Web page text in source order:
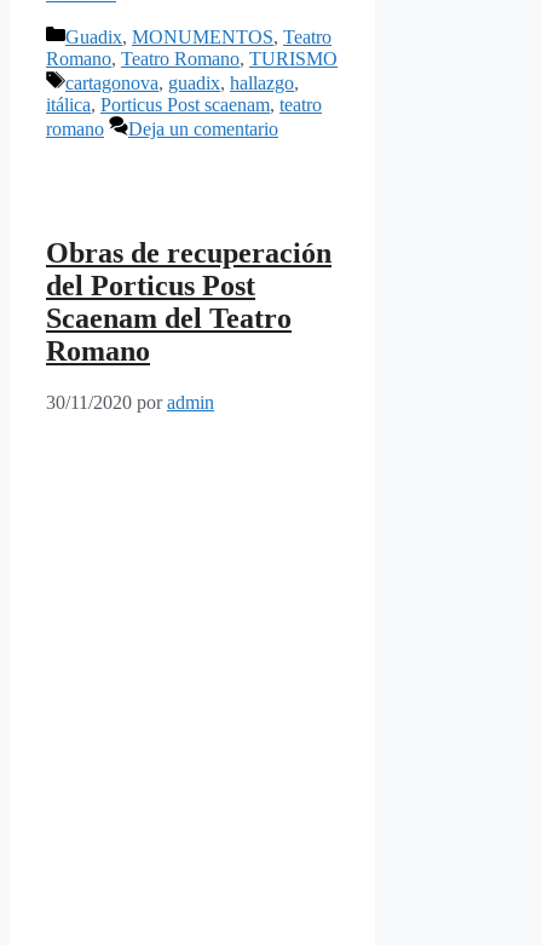
Categorías
Guadix, MONUMENTOS, Teatro
Romano, Teatro Romano, TURISMO
Etiquetas
cartagonova, guadix, hallazgo,
itálica, Porticus Post scaenam, teatro
romano
Deja un comentario
Obras de recuperación
del Porticus Post
Scaenam del Teatro
Romano
30/11/2020 poradmin